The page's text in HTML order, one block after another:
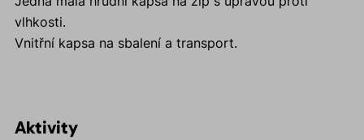
vlhkosti.
Vnitřní kapsa na sbalení a transport.
Aktivity